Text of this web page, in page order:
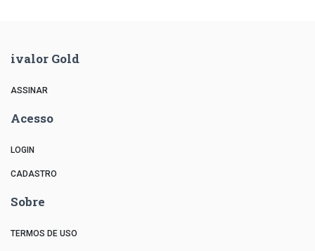
ivalor Gold
ASSINAR
Acesso
LOGIN
CADASTRO
Sobre
TERMOS DE USO